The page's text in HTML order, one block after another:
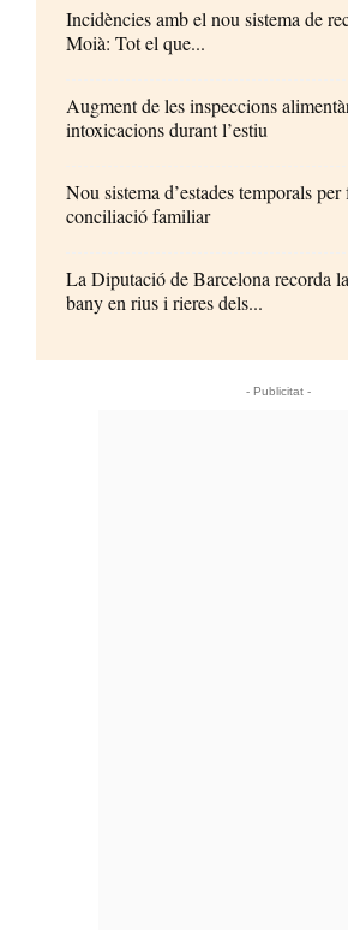
Incidències amb el nou sistema de
Moià: Tot el que...
Augment de les inspeccions
intoxicacions durant l’estiu
Nou sistema d’estades temporals
conciliació familiar
La Diputació de Barcelona recorda
bany en rius i rieres dels...
- Publicitat -